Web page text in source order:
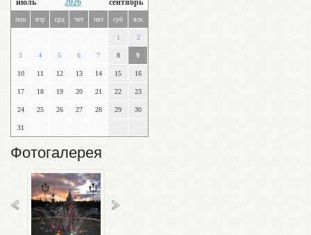
2026
пон втр срд чет пят суб вск
1 2
3 4 5 6 7 8 9
10 11 12 13 14 15 16
17 18 19 20 21 22 23
24 25 26 27 28 29 30
31
Фотогалерея